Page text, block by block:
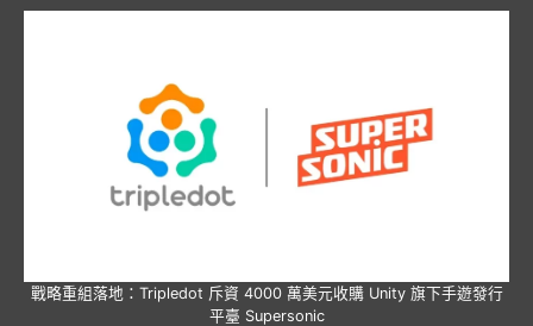
戰略重組落地：Tripledot 斥資 4000 萬美元收購 Unity 旗下手遊發行
平臺 Supersonic